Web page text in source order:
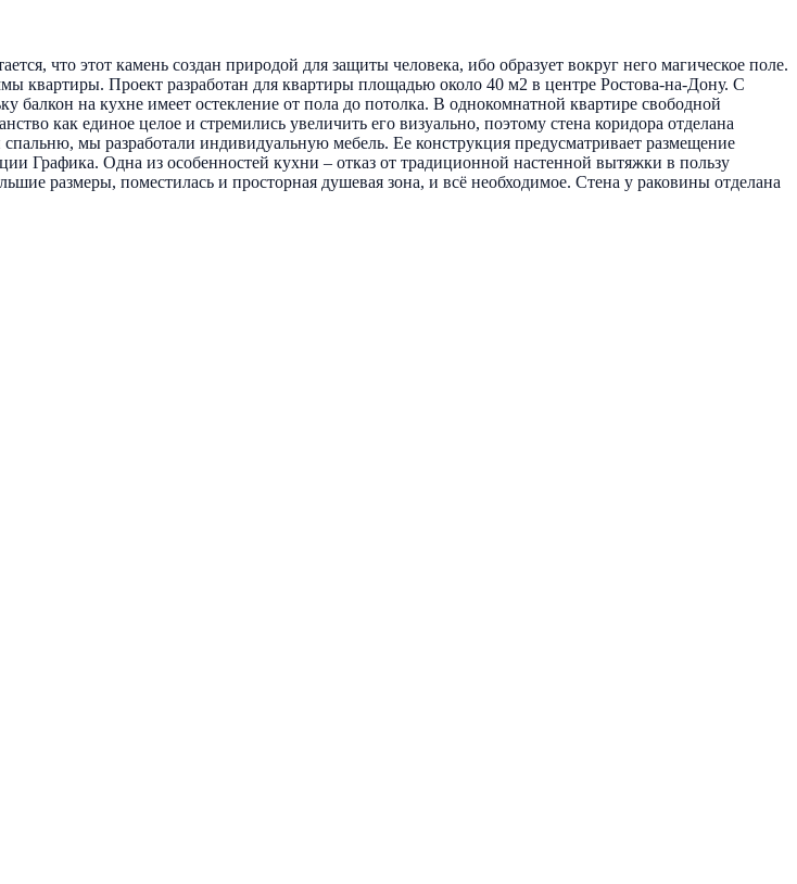
что этот камень создан природой для защиты человека, ибо образует вокруг него магическое поле.
квартиры. Проект разработан для квартиры площадью около 40 м2 в центре Ростова-на-Дону. С
балкон на кухне имеет остекление от пола до потолка. В однокомнатной квартире свободной
как единое целое и стремились увеличить его визуально, поэтому стена коридора отделана
мы разработали индивидуальную мебель. Ее конструкция предусматривает размещение
Графика. Одна из особенностей кухни – отказ от традиционной настенной вытяжки в пользу
размеры, поместилась и просторная душевая зона, и всё необходимое. Стена у раковины отделана